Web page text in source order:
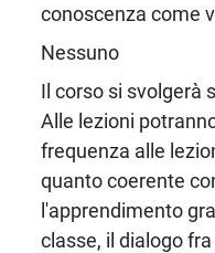
conoscenza come
Nessuno
Il corso si svolgerà
Alle lezioni
frequenza alle
quanto coerente
l'apprendimento
classe, il dialogo